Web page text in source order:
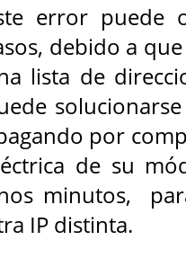
error puede
debido a
lista de
por
de su
minutos,
IP distinta.